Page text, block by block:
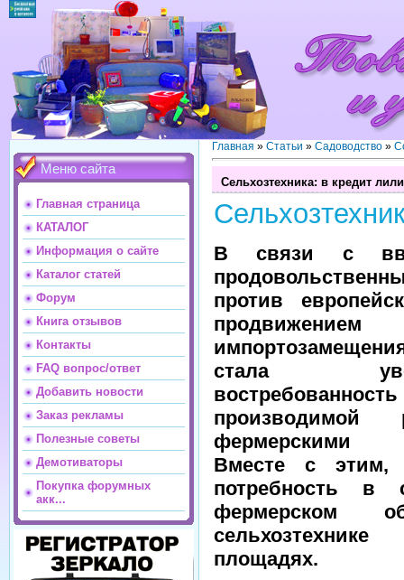
Меню сайта
Главная страница
КАТАЛОГ
Информация о сайте
Каталог статей
Форум
Книга отзывов
Контакты
FAQ вопрос/ответ
Добавить новости
Заказ рекламы
Полезные советы
Демотиваторы
Покупка форумных
акк...
Главная » Статьи » Садоводство »
Сельхозтехника: в кредит
В связи с
против
стала
производимой
фермерскими
Вместе с этим,
потребность в
фермерском
площадях.